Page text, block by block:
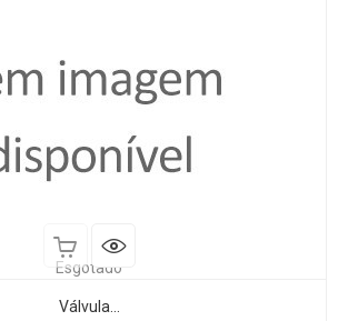
Esgotado
Válvula...